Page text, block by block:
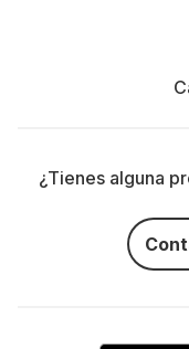
¿Tienes alguna